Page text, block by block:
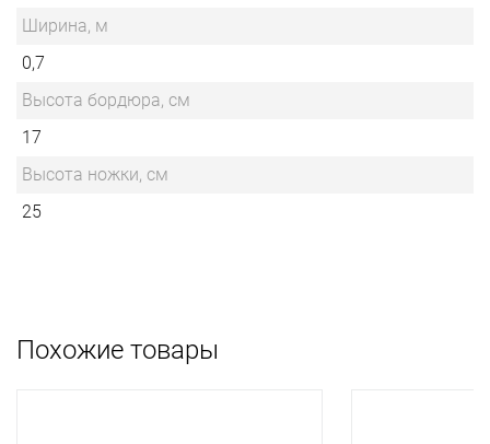
Ширина, м
0,7
Высота бордюра, см
17
Высота ножки, см
25
Похожие товары